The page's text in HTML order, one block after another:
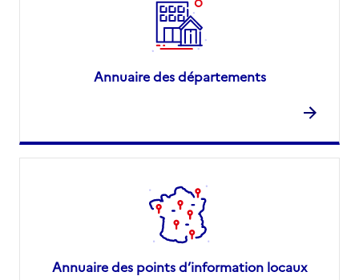
Annuaire des départements
Annuaire des points d’information locaux